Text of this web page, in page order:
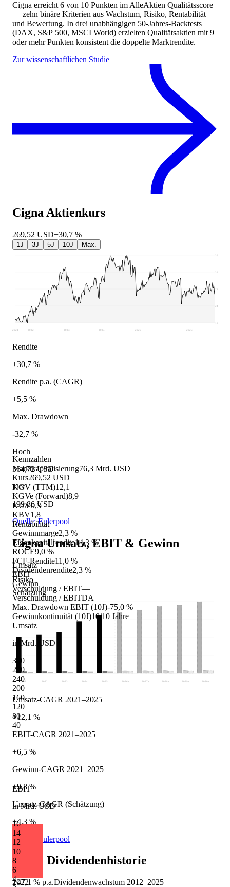
Kennzahlen
Marktkapitalisierung76,3 Mrd. USD
Kurs269,52 USD
KGV (TTM)12,1
KGVe (Forward)8,9
KUV0,3
KBV1,8
Rentabilität
Gewinnmarge2,3 %
Eigenkapitalrendite14,3 %
ROCE9,0 %
FCF-Rendite11,0 %
Dividendenrendite2,3 %
Risiko
Verschuldung / EBIT—
Verschuldung / EBITDA—
Max. Drawdown EBIT (10J)-75,0 %
Gewinnkontinuität (10J)10/10 Jahre
Umsatz
in Mrd. USD
320
280
240
200
160
120
80
40
2022
EBIT
in Mrd. USD
16
14
12
10
8
6
4
Cigna erreicht 6 von 10 Punkten im AlleAktien Qualitätsscore
— zehn binäre Kriterien aus Wachstum, Risiko, Rentabilität
und Bewertung. In drei unabhängigen 50-Jahres-Backtests
(DAX, S&P 500, MSCI World) erzielten Qualitätsaktien mit 9
oder mehr Punkten konsistent die doppelte Marktrendite.
Zur wissenschaftlichen Studie
Cigna Aktienkurs
269,52 USD+30,7 %
1J 3J 5J 10J Max.
199,86
241,08
282,29
323,51
364,72
2021 2022 2023 2024 2025 2026
Rendite
+30,7 %
Rendite p.a. (CAGR)
+5,5 %
Max. Drawdown
-32,7 %
Hoch
364,72 USD
Tief
199,86 USD
Quelle: Eulerpool
CignaUmsatz, EBIT & Gewinn
Umsatz
EBIT
Gewinn
Schätzung
2021 2022 2023 2024 2025 2026 e 2027 e 2028 e 2029 e 2030e
Umsatz-CAGR 2021–2025
+12,1 %
EBIT-CAGR 2021–2025
+6,5 %
Gewinn-CAGR 2021–2025
+9,8 %
Umsatz-CAGR (Schätzung)
+4,3 %
Quelle: Eulerpool
Cigna Dividendenhistorie
+47,1 % p.a.Dividendenwachstum 2012–2025